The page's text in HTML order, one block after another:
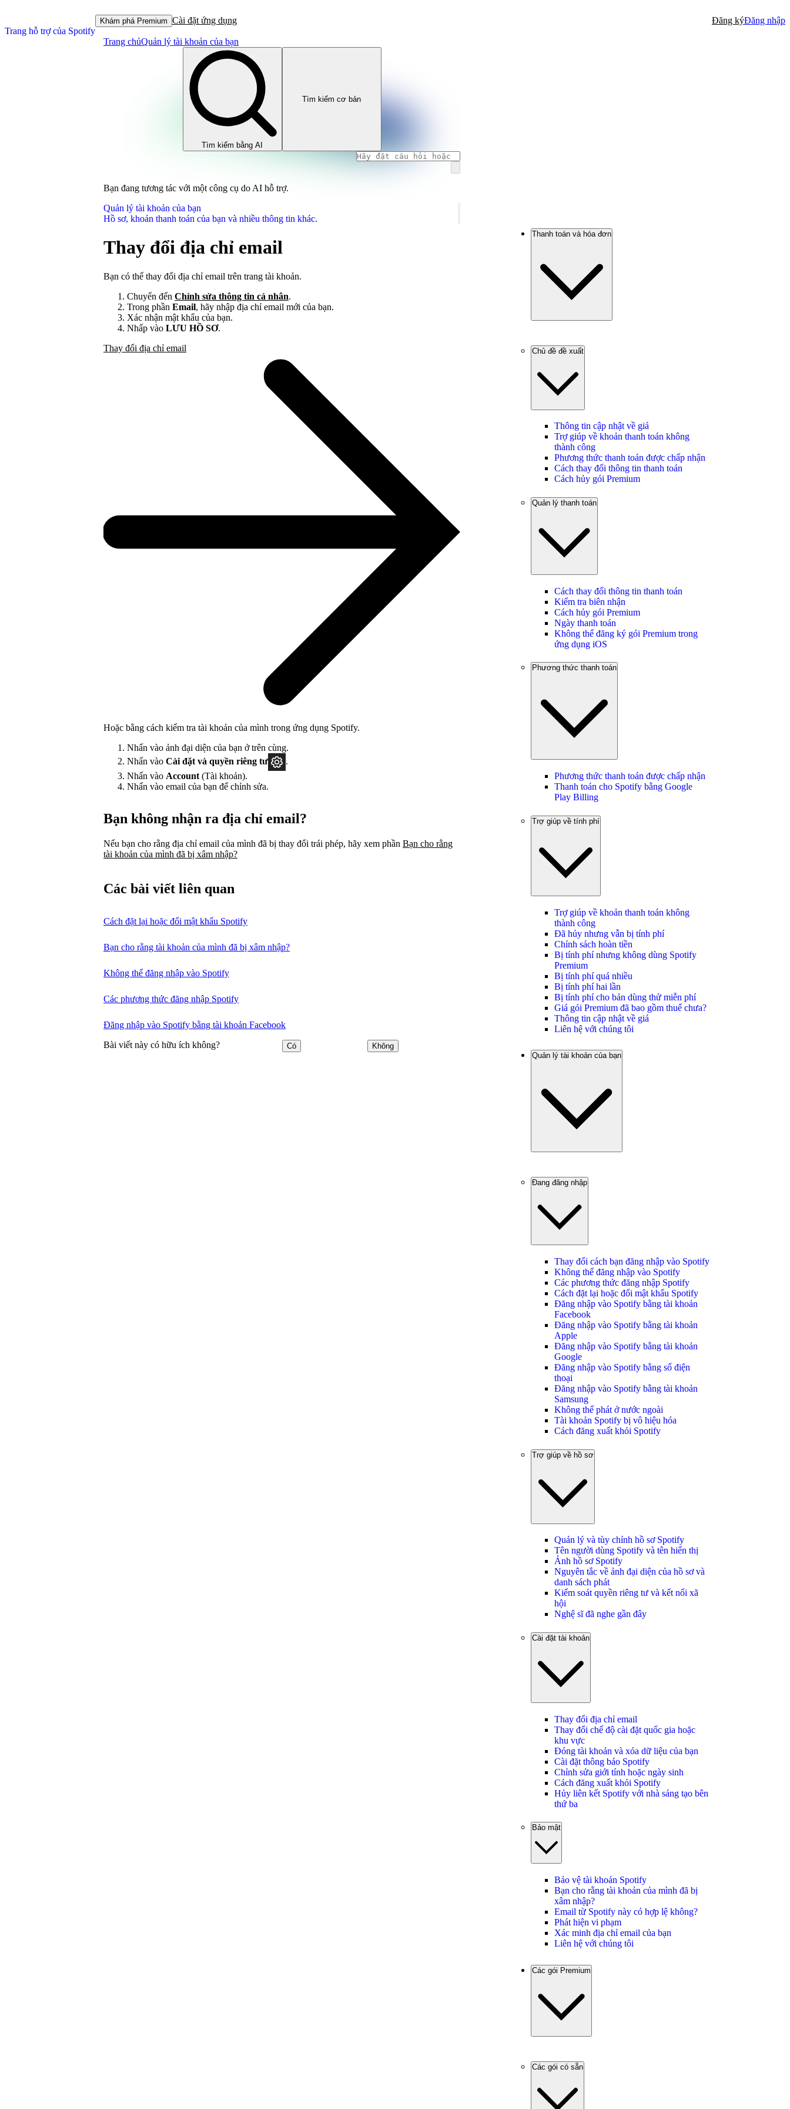
Trang hỗ trợ của Spotify
Khám phá Premium Cài đặt ứng dụng Đăng kýĐăng nhập
Trang chủQuản lý tài khoản của bạn
Tìm kiếm bằng AI
Tìm kiếm cơ bản
Bạn đang tương tác với một công cụ do AI hỗ trợ.
Quản lý tài khoản của bạn
Hồ sơ, khoản thanh toán của bạn và nhiều thông tin khác.
Thay đổi địa chỉ email
Bạn có thể thay đổi địa chỉ email trên trang tài khoản.
Chuyển đến Chỉnh sửa thông tin cá nhân.
Trong phần Email, hãy nhập địa chỉ email mới của bạn.
Xác nhận mật khẩu của bạn.
Nhấp vào LƯU HỒ SƠ.
Thay đổi địa chỉ email
Hoặc bằng cách kiểm tra tài khoản của mình trong ứng dụng Spotify.
Nhấn vào ảnh đại diện của bạn ở trên cùng.
Nhấn vào Cài đặt và quyền riêng tư
.
Nhấn vào Account (Tài khoản).
Nhấn vào email của bạn để chỉnh sửa.
Bạn không nhận ra địa chỉ email?
Nếu bạn cho rằng địa chỉ email của mình đã bị thay đổi trái phép, hãy xem phần Bạn cho rằng
tài khoản của mình đã bị xâm nhập?
Các bài viết liên quan
Cách đặt lại hoặc đổi mật khẩu Spotify
Bạn cho rằng tài khoản của mình đã bị xâm nhập?
Không thể đăng nhập vào Spotify
Các phương thức đăng nhập Spotify
Đăng nhập vào Spotify bằng tài khoản Facebook
Bài viết này có hữu ích không? Có Không
Thanh toán và hóa đơn
Chủ đề đề xuất
Thông tin cập nhật về giá
Trợ giúp về khoản thanh toán không
thành công
Phương thức thanh toán được chấp nhận
Cách thay đổi thông tin thanh toán
Cách hủy gói Premium
Quản lý thanh toán
Cách thay đổi thông tin thanh toán
Kiểm tra biên nhận
Cách hủy gói Premium
Ngày thanh toán
Không thể đăng ký gói Premium trong
ứng dụng iOS
Phương thức thanh toán
Phương thức thanh toán được chấp nhận
Thanh toán cho Spotify bằng Google
Play Billing
Trợ giúp về tính phí
Trợ giúp về khoản thanh toán không
thành công
Đã hủy nhưng vẫn bị tính phí
Chính sách hoàn tiền
Bị tính phí nhưng không dùng Spotify
Premium
Bị tính phí quá nhiều
Bị tính phí hai lần
Bị tính phí cho bản dùng thử miễn phí
Giá gói Premium đã bao gồm thuế chưa?
Thông tin cập nhật về giá
Liên hệ với chúng tôi
Quản lý tài khoản của bạn
Đang đăng nhập
Thay đổi cách bạn đăng nhập vào Spotify
Không thể đăng nhập vào Spotify
Các phương thức đăng nhập Spotify
Cách đặt lại hoặc đổi mật khẩu Spotify
Đăng nhập vào Spotify bằng tài khoản
Facebook
Đăng nhập vào Spotify bằng tài khoản
Apple
Đăng nhập vào Spotify bằng tài khoản
Google
Đăng nhập vào Spotify bằng số điện
thoại
Đăng nhập vào Spotify bằng tài khoản
Samsung
Không thể phát ở nước ngoài
Tài khoản Spotify bị vô hiệu hóa
Cách đăng xuất khỏi Spotify
Trợ giúp về hồ sơ
Quản lý và tùy chỉnh hồ sơ Spotify
Tên người dùng Spotify và tên hiển thị
Ảnh hồ sơ Spotify
Nguyên tắc về ảnh đại diện của hồ sơ và
danh sách phát
Kiểm soát quyền riêng tư và kết nối xã
hội
Nghệ sĩ đã nghe gần đây
Cài đặt tài khoản
Thay đổi địa chỉ email
Thay đổi chế độ cài đặt quốc gia hoặc
khu vực
Đóng tài khoản và xóa dữ liệu của bạn
Cài đặt thông báo Spotify
Chỉnh sửa giới tính hoặc ngày sinh
Cách đăng xuất khỏi Spotify
Hủy liên kết Spotify với nhà sáng tạo bên
thứ ba
Bảo mật
Bảo vệ tài khoản Spotify
Bạn cho rằng tài khoản của mình đã bị
xâm nhập?
Email từ Spotify này có hợp lệ không?
Phát hiện vi phạm
Xác minh địa chỉ email của bạn
Liên hệ với chúng tôi
Các gói Premium
Các gói có sẵn